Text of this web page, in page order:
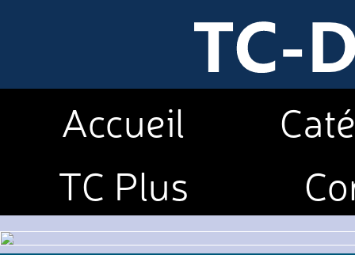
Accueil
TC Plus